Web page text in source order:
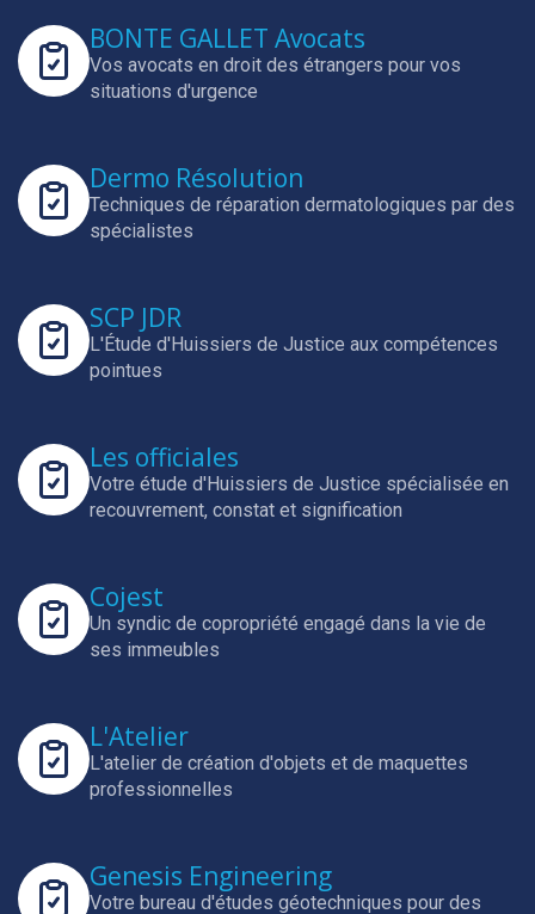
BONTE GALLET Avocats
Vos avocats en droit des étrangers pour vos
situations d'urgence
Dermo Résolution
Techniques de réparation dermatologiques par des
spécialistes
SCP JDR
L'Étude d'Huissiers de Justice aux compétences
pointues
Les officiales
Votre étude d'Huissiers de Justice spécialisée en
recouvrement, constat et signification
Cojest
Un syndic de copropriété engagé dans la vie de
ses immeubles
L'Atelier
L'atelier de création d'objets et de maquettes
professionnelles
Genesis Engineering
Votre bureau d'études géotechniques pour des